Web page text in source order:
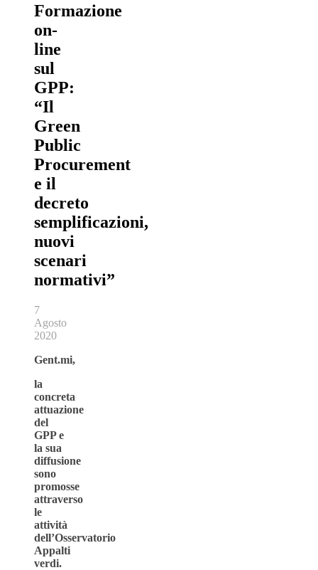
Formazione
on-
line
sul
GPP:
“Il
Green
Public
Procurement
e il
decreto
semplificazioni,
nuovi
scenari
normativi”
7
Agosto
2020
Gent.mi,
la
concreta
attuazione
del
GPP e
la sua
diffusione
sono
promosse
attraverso
le
attività
dell’Osservatorio
Appalti
verdi.